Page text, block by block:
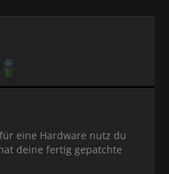
eine Hardware nutz du
deine fertig gepatchte